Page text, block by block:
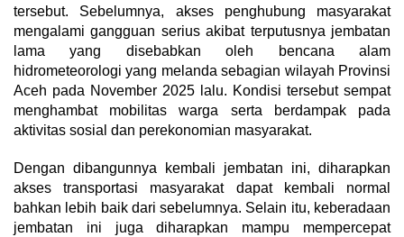
tersebut. Sebelumnya, akses penghubung masyarakat
mengalami gangguan serius akibat terputusnya jembatan
lama yang disebabkan oleh bencana alam
hidrometeorologi yang melanda sebagian wilayah Provinsi
Aceh pada November 2025 lalu. Kondisi tersebut sempat
menghambat mobilitas warga serta berdampak pada
aktivitas sosial dan perekonomian masyarakat.
Dengan dibangunnya kembali jembatan ini, diharapkan
akses transportasi masyarakat dapat kembali normal
bahkan lebih baik dari sebelumnya. Selain itu, keberadaan
jembatan ini juga diharapkan mampu mempercepat